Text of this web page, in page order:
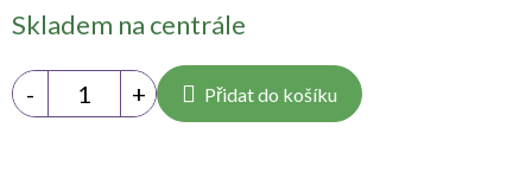
cena:
Skladem na centrále
Přidat do košíku